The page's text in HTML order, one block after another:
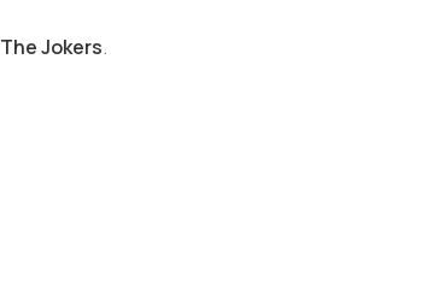
The Jokers.